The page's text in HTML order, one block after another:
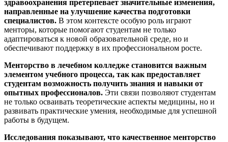
здравоохранения претерпевает значительные изменения,
направленные на улучшение качества подготовки
специалистов. В этом контексте особую роль играют
менторы, которые помогают студентам не только
адаптироваться к новой образовательной среде, но и
обеспечивают поддержку в их профессиональном росте.
Менторство в лечебном колледже становится важным
элементом учебного процесса, так как предоставляет
студентам возможность получить знания и навыки от
опытных профессионалов. Эти связи позволяют студентам
не только осваивать теоретические аспекты медицины, но и
развивать практические умения, необходимые для успешной
работы в будущем.
Исследования показывают, что качественное менторство